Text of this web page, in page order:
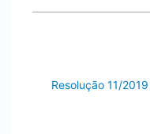
Resolução 11/2019